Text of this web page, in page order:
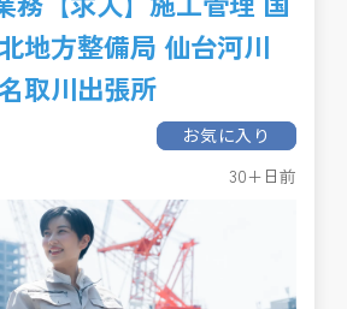
地方整備局 仙台河川
取川出張所
お気に入り
30+日前